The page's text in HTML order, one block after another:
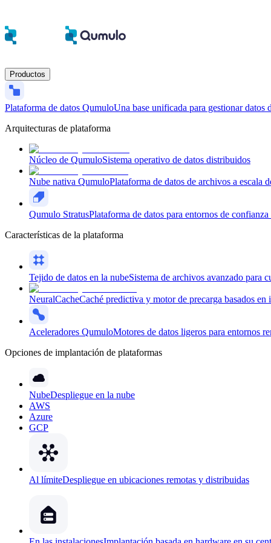
Productos
Plataforma de datos QumuloUna base unificada para gestionar datos
Arquitecturas de plataforma
Núcleo de QumuloSistema operativo de datos distribuidos
Nube nativa QumuloPlataforma de datos de archivos a escala
Qumulo StratusPlataforma de datos para entornos de
Características de la plataforma
Tejido de datos en la nubeSistema de archivos avanzado para
NeuralCacheCaché predictiva y motor de precarga basados
Aceleradores QumuloMotores de datos ligeros para entornos
Opciones de implantación de plataformas
NubeDespliegue en la nube
AWS
Azure
GCP
Al límiteDespliegue en ubicaciones remotas y distribuidas